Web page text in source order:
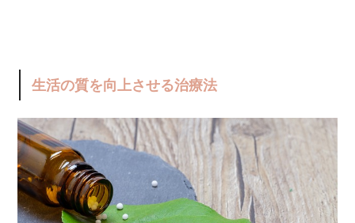
生活の質を向上させる治療法